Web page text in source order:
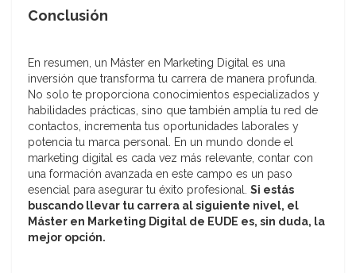
Conclusión
En resumen, un Máster en Marketing Digital es una
inversión que transforma tu carrera de manera profunda.
No solo te proporciona conocimientos especializados y
habilidades prácticas, sino que también amplía tu red de
contactos, incrementa tus oportunidades laborales y
potencia tu marca personal. En un mundo donde el
marketing digital es cada vez más relevante, contar con
una formación avanzada en este campo es un paso
esencial para asegurar tu éxito profesional. Si estás
buscando llevar tu carrera al siguiente nivel, el
Máster en Marketing Digital de EUDE es, sin duda, la
mejor opción.